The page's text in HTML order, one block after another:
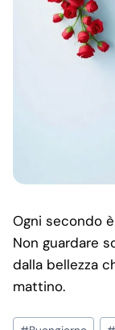
Ogni secondo
Non guardare
dalla bellezza
mattino.
Post